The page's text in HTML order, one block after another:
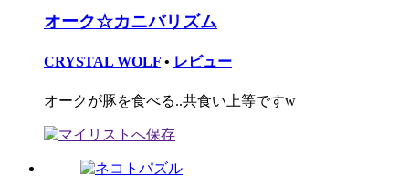
オーク☆カニバリズム
CRYSTAL WOLF • レビュー
オークが豚を食べる..共食い上等ですw